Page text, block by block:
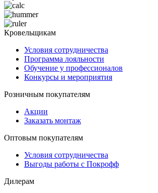
Кровельщикам
Условия сотрудничества
Программа лояльности
Обучение у профессионалов
Конкурсы и мероприятия
Розничным покупателям
Акции
Заказать монтаж
Оптовым покупателям
Условия сотрудничества
Выгоды работы с Покрофф
Дилерам